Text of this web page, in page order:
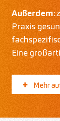
Außerdem:
Praxis
Eine
Mehr